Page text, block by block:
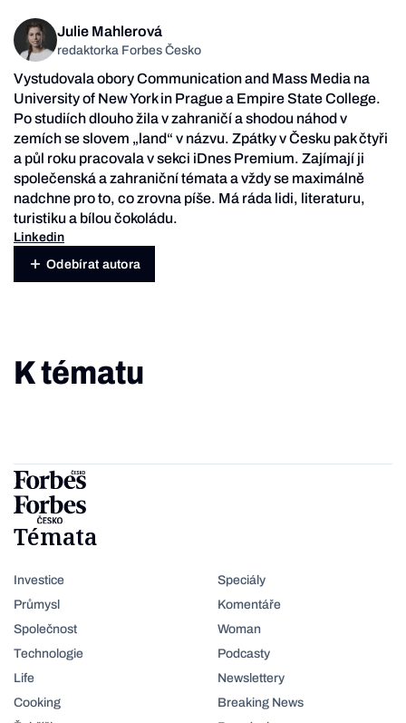
Julie Mahlerová
redaktorka Forbes Česko
Vystudovala obory Communication and Mass Media na
University of New York in Prague a Empire State College.
Po studiích dlouho žila v zahraničí a shodou náhod v
zemích se slovem „land“ v názvu. Zpátky v Česku pak čtyři
a půl roku pracovala v sekci iDnes Premium. Zajímají ji
společenská a zahraniční témata a vždy se maximálně
nadchne pro to, co zrovna píše. Má ráda lidi, literaturu,
turistiku a bílou čokoládu.
Linkedin
Odebírat autora
K tématu
Témata
Investice
Průmysl
Společnost
Technologie
Life
Cooking
Speciály
Komentáře
Woman
Podcasty
Newslettery
Breaking News